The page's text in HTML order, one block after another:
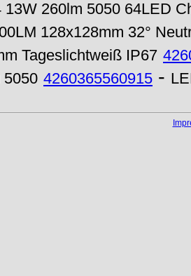
13W 260lm 5050 64LED
128x128mm 32°
Tageslichtweiß IP67
5050 4260365560915 -